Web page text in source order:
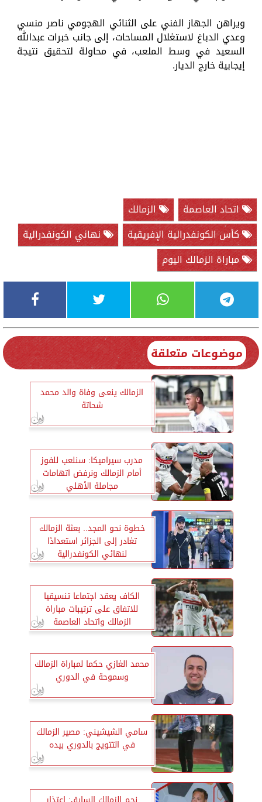
ويراهن الجهاز الفني على الثنائي الهجومي ناصر منسي
وعدي الدباغ لاستغلال المساحات، إلى جانب خبرات عبدالله
السعيد في وسط الملعب، في محاولة لتحقيق نتيجة
إيجابية خارج الديار.
اتحاد العاصمة
الزمالك
كأس الكونفدرالية الإفريقية
نهائي الكونفدرالية
مباراة الزمالك اليوم
موضوعات متعلقة
الزمالك ينعى وفاة والد محمد
شحاتة
مدرب سيراميكا: سنلعب للفوز
أمام الزمالك ونرفض اتهامات
مجاملة الأهلي
خطوة نحو المجد.. بعثة الزمالك
تغادر إلى الجزائر استعدادًا
لنهائي الكونفدرالية
الكاف يعقد اجتماعا تنسيقيا
للاتفاق على ترتيبات مباراة
الزمالك واتحاد العاصمة
محمد الغازي حكما لمباراة الزمالك
وسموحة في الدوري
سامي الشيشيني: مصير الزمالك
في التتويج بالدوري بيده